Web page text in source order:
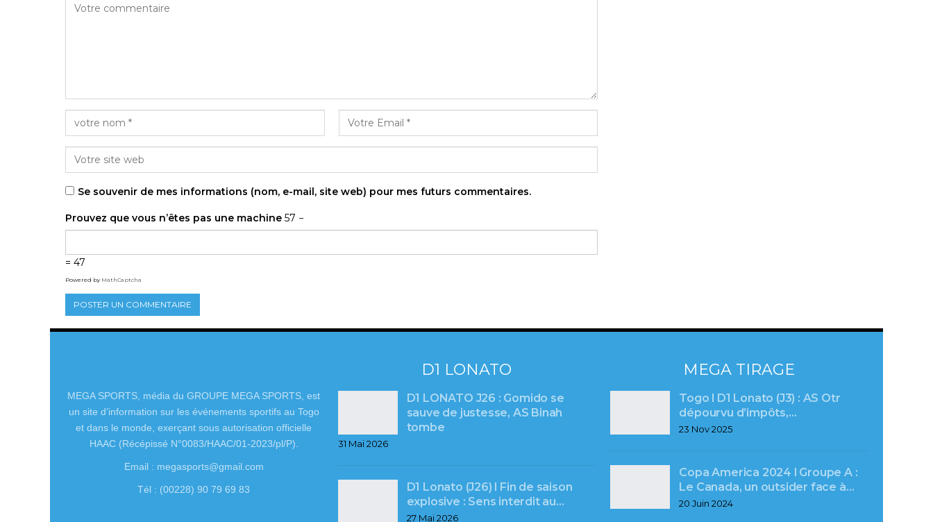
Se souvenir de mes informations (nom, e-mail, site web) pour mes futurs commentaires.
Prouvez que vous n’êtes pas une machine 57 −
= 47
Powered by MathCaptcha
MEGA SPORTS, média du GROUPE MEGA SPORTS, est
un site d’information sur les événements sportifs au Togo
et dans le monde, exerçant sous autorisation officielle
HAAC (Récépissé N°0083/HAAC/01-2023/pl/P).
Email : megasports@gmail.com
Tél : (00228) 90 79 69 83
D1 LONATO
D1 LONATO J26 : Gomido se
sauve de justesse, AS Binah
tombe
31 Mai 2026
D1 Lonato (J26) l Fin de saison
explosive : Sens interdit au…
27 Mai 2026
MEGA TIRAGE
Togo l D1 Lonato (J3) : AS Otr
dépourvu d’impôts,…
23 Nov 2025
Copa America 2024 l Groupe A :
Le Canada, un outsider face à…
20 Juin 2024